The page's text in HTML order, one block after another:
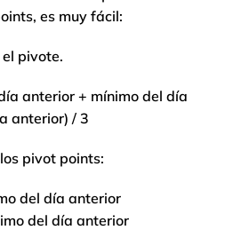
es muy fácil:
el pivote.
anterior + mínimo del día
anterior) / 3
pivot points:
del día anterior
del día anterior